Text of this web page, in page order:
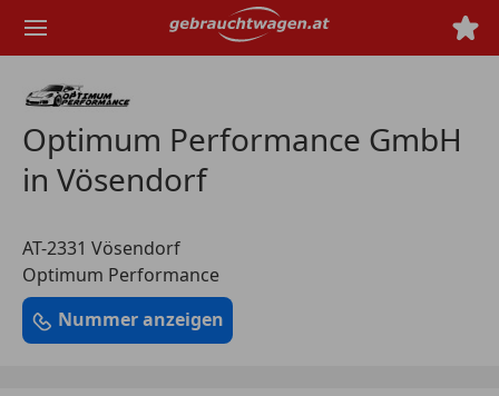
Hauptinhalt
Optimum Performance GmbH
in Vösendorf
AT-2331 Vösendorf
Optimum Performance
Nummer anzeigen